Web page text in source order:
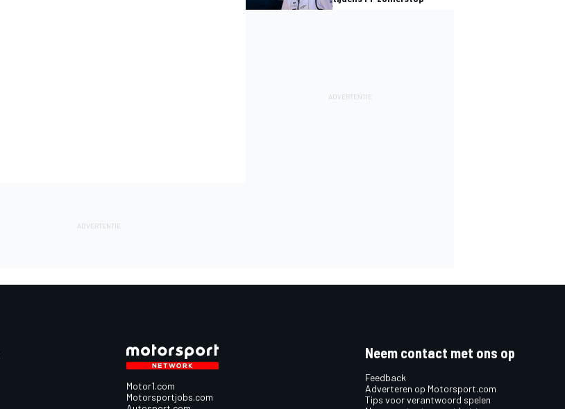
Motor1.com
Motorsportjobs.com
Neem contact met ons op
Feedback
Adverteren op Motorsport.com
Tips voor verantwoord spelen